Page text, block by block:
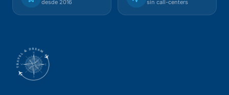
desde 2016 sin call-centers